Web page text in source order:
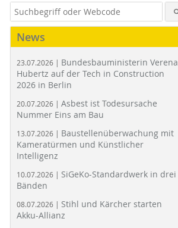
News
23.07.2026 | Bundesbauministerin Verena
Hubertz auf der Tech in Construction
2026 in Berlin
20.07.2026 | Asbest ist Todesursache
Nummer Eins am Bau
13.07.2026 | Baustellenüberwachung mit
Kameratürmen und Künstlicher
Intelligenz
10.07.2026 | SiGeKo-Standardwerk in drei
Bänden
08.07.2026 | Stihl und Kärcher starten
Akku-Allianz